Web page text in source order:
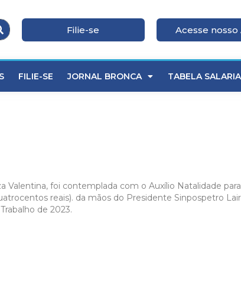
Filie-se Acesse nosso
FILIE-SE JORNAL BRONCA TABELA
foi contemplada com o Auxílio Natalidade
reais). da mãos do Presidente Sinpospetro
de 2023.